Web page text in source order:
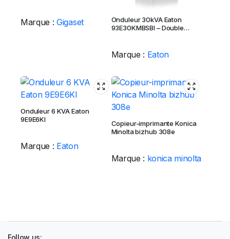
Marque :Gigaset
Onduleur 30kVA Eaton
93E30KMBSBI – Double
Marque : Eaton
Onduleur 6 KVA Eaton
9E9E6KI
Marque : Eaton
Copieur-imprimante Konica
Minolta bizhub 308e
Marque : konica minolta
Follow us: